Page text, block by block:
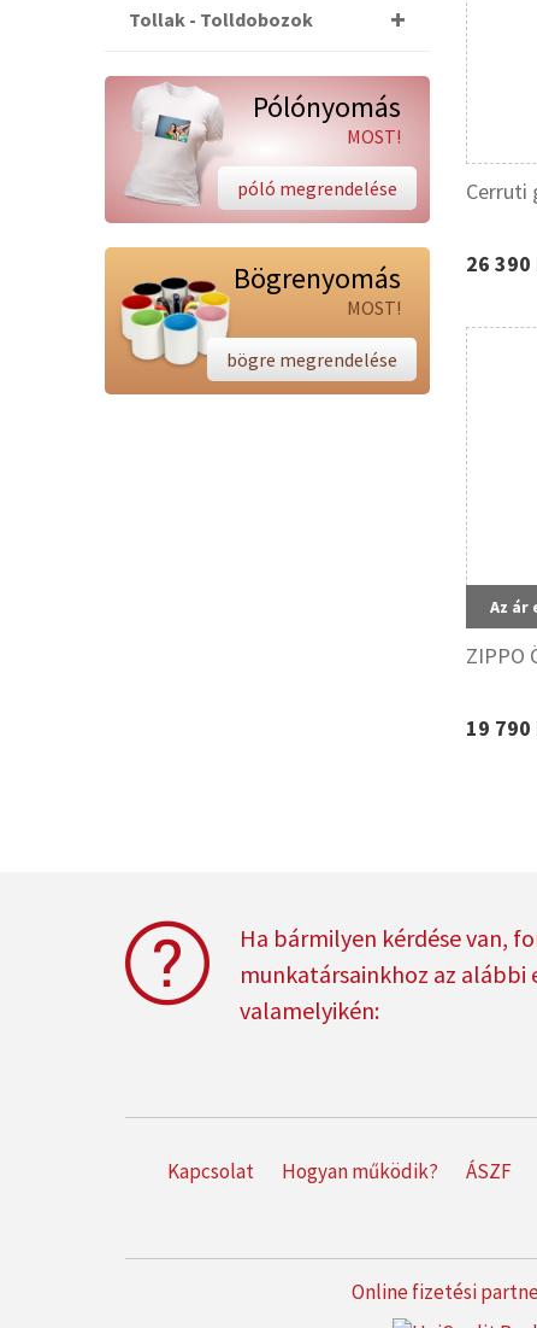
Tollak - Tolldobozok
Pólónyomás
MOST!
póló megrendelése
Bögrenyomás
MOST!
bögre megrendelése
Cerruti
26 390
Az ár
ZIPPO
19 790
Ha bármilyen kérdése van,
munkatársainkhoz az alábbi
valamelyikén:
Kapcsolat Hogyan működik? ÁSZF
Online fizetési